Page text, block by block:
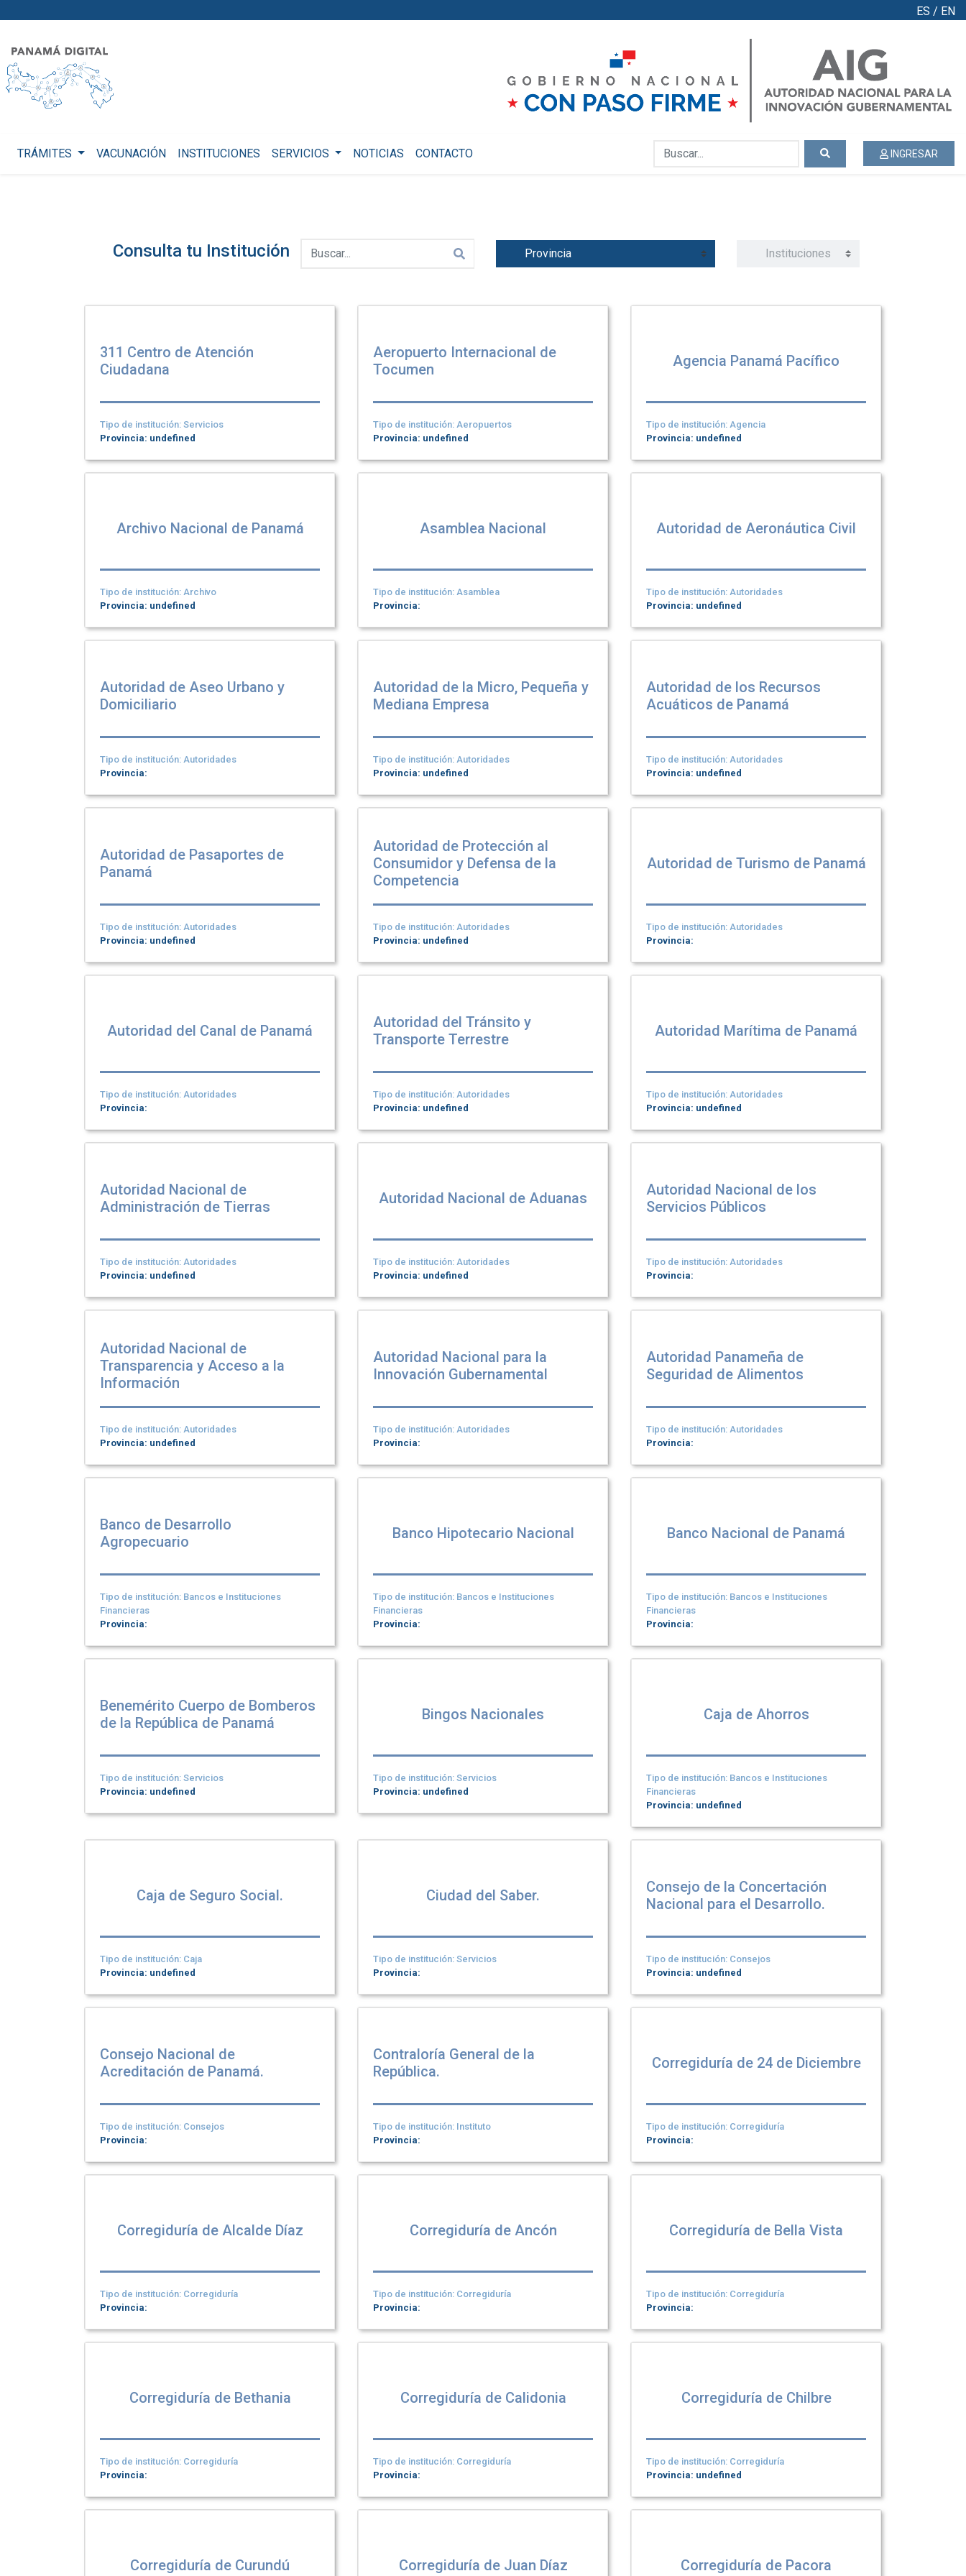
ES / EN
INGRESAR
TRÁMITES VACUNACIÓN INSTITUCIONES SERVICIOS NOTICIAS CONTACTO
Consulta tu Institución
311 Centro de Atención
Ciudadana
Tipo de institución: Servicios
Provincia: undefined
Aeropuerto Internacional de
Tocumen
Tipo de institución: Aeropuertos
Provincia: undefined
Agencia Panamá Pacífico
Tipo de institución: Agencia
Provincia: undefined
Archivo Nacional de Panamá
Tipo de institución: Archivo
Provincia: undefined
Asamblea Nacional
Tipo de institución: Asamblea
Provincia:
Autoridad de Aeronáutica Civil
Tipo de institución: Autoridades
Provincia: undefined
Autoridad de Aseo Urbano y
Domiciliario
Tipo de institución: Autoridades
Provincia:
Autoridad de la Micro, Pequeña y
Mediana Empresa
Tipo de institución: Autoridades
Provincia: undefined
Autoridad de los Recursos
Acuáticos de Panamá
Tipo de institución: Autoridades
Provincia: undefined
Autoridad de Pasaportes de
Panamá
Tipo de institución: Autoridades
Provincia: undefined
Autoridad de Protección al
Consumidor y Defensa de la
Competencia
Tipo de institución: Autoridades
Provincia: undefined
Autoridad de Turismo de Panamá
Tipo de institución: Autoridades
Provincia:
Autoridad del Canal de Panamá
Tipo de institución: Autoridades
Provincia:
Autoridad del Tránsito y
Transporte Terrestre
Tipo de institución: Autoridades
Provincia: undefined
Autoridad Marítima de Panamá
Tipo de institución: Autoridades
Provincia: undefined
Autoridad Nacional de
Administración de Tierras
Tipo de institución: Autoridades
Provincia: undefined
Autoridad Nacional de Aduanas
Tipo de institución: Autoridades
Provincia: undefined
Autoridad Nacional de los
Servicios Públicos
Tipo de institución: Autoridades
Provincia:
Autoridad Nacional de
Transparencia y Acceso a la
Información
Tipo de institución: Autoridades
Provincia: undefined
Autoridad Nacional para la
Innovación Gubernamental
Tipo de institución: Autoridades
Provincia:
Autoridad Panameña de
Seguridad de Alimentos
Tipo de institución: Autoridades
Provincia:
Banco de Desarrollo
Agropecuario
Tipo de institución: Bancos e Instituciones
Financieras
Provincia:
Banco Hipotecario Nacional
Tipo de institución: Bancos e Instituciones
Financieras
Provincia:
Banco Nacional de Panamá
Tipo de institución: Bancos e Instituciones
Financieras
Provincia:
Benemérito Cuerpo de Bomberos
de la República de Panamá
Tipo de institución: Servicios
Provincia: undefined
Bingos Nacionales
Tipo de institución: Servicios
Provincia: undefined
Caja de Ahorros
Tipo de institución: Bancos e Instituciones
Financieras
Provincia: undefined
Caja de Seguro Social.
Tipo de institución: Caja
Provincia: undefined
Ciudad del Saber.
Tipo de institución: Servicios
Provincia:
Consejo de la Concertación
Nacional para el Desarrollo.
Tipo de institución: Consejos
Provincia: undefined
Consejo Nacional de
Acreditación de Panamá.
Tipo de institución: Consejos
Provincia:
Contraloría General de la
República.
Tipo de institución: Instituto
Provincia:
Corregiduría de 24 de Diciembre
Tipo de institución: Corregiduría
Provincia:
Corregiduría de Alcalde Díaz
Tipo de institución: Corregiduría
Provincia:
Corregiduría de Ancón
Tipo de institución: Corregiduría
Provincia:
Corregiduría de Bella Vista
Tipo de institución: Corregiduría
Provincia:
Corregiduría de Bethania
Tipo de institución: Corregiduría
Provincia:
Corregiduría de Calidonia
Tipo de institución: Corregiduría
Provincia:
Corregiduría de Chilbre
Tipo de institución: Corregiduría
Provincia: undefined
Corregiduría de Curundú Corregiduría de Juan Díaz Corregiduría de Pacora